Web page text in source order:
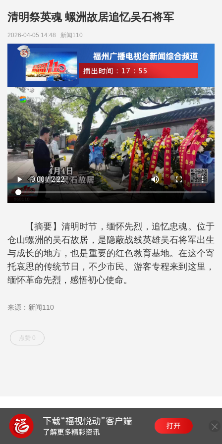
清明祭英魂 螺洲故居追忆吴石将军
2026-04-05 14:48 新闻110
【摘要】清明时节，缅怀先烈，追忆忠魂。位于
仓山螺洲的吴石故居，是隐蔽战线英雄吴石将军出生
与成长的地方，也是重要的红色教育基地。在这个寄
托哀思的传统节日，不少市民、游客专程来到这里，
缅怀革命先烈，感悟初心使命。
来源：新闻110
点赞 0